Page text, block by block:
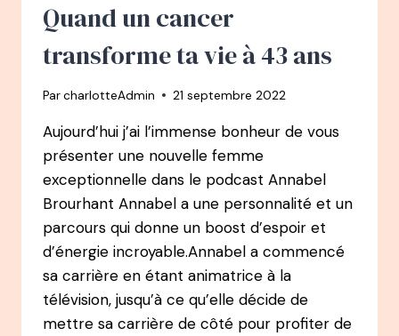
Quand un cancer
transforme ta vie à 43 ans
ParcharlotteAdmin 21 septembre 2022
Aujourd’hui j’ai l’immense bonheur de vous
présenter une nouvelle femme
exceptionnelle dans le podcast Annabel
Brourhant Annabel a une personnalité et un
parcours qui donne un boost d’espoir et
d’énergie incroyable.Annabel a commencé
sa carrière en étant animatrice à la
télévision, jusqu’à ce qu’elle décide de
mettre sa carrière de côté pour profiter de